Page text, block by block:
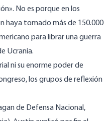
No es porque en los
haya tomado más de 150.000
para librar una guerra
Ucrania.
ni su enorme poder de
los grupos de reflexión
de Defensa Nacional,